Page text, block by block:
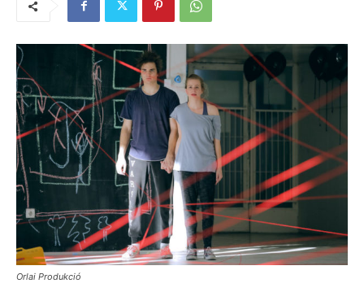
Orlai Produkció